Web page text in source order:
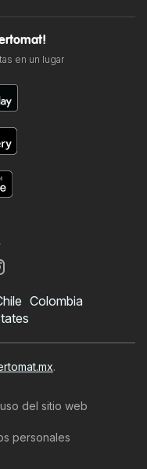
en un lugar
Colombia
.
del sitio web
personales